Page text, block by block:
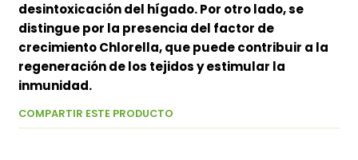
desintoxicación del hígado. Por otro lado, se
distingue por la presencia del factor de
crecimiento Chlorella, que puede contribuir a la
regeneración de los tejidos y estimular la
inmunidad.
COMPARTIR ESTE PRODUCTO